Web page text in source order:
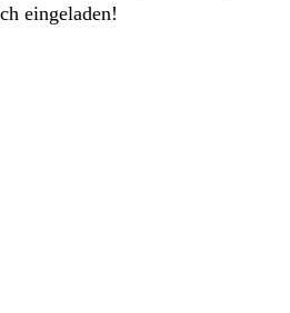
eingeladen!